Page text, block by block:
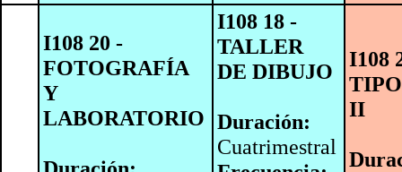
I108 20 -
FOTOGRAFÍA
Y
LABORATORIO
I108 18 -
TALLER
DE DIBUJO
Duración:
Cuatrimestral
I108
II